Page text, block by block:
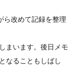
ら改めて記録を整理
まいます。後日メモ
なることもしばし